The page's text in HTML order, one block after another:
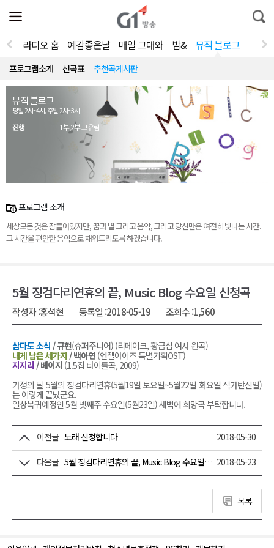
전
체
뉴
열
통
합
라디오 홈 예감좋은날 매일 그대와 밤& 뮤직 블로그
프로그램소개 선곡표 추천곡게시판
뮤직 블로그
평일 2시~4시, 주말 2시~3시
진행 1부,2부 고유림
프로그램 소개
세상모든 것은 잠들어있지만, 꿈과 별 그리고 음악, 그리고 당신만은 여전히 빛나는 시간.
그 시간을 편안한 음악으로 채워드리도록 하겠습니다.
5월 징검다리연휴의 끝, Music Blog 수요일 신청곡
작성자 :홍석현 등록일 :2018-05-19 조회수 :1,560
삼다도 소식 / 규현(슈퍼주니어) (리메이크, 황금심 여사 원곡)
내게 남은 세가지 / 백아연 (엔젤아이즈 특별기획OST)
지지리 / 베이지 (1.5집 타이틀곡, 2009)
가정의 달 5월의 징검다리연휴(5월19일 토요일~5월22일 화요일 석가탄신일)
는 이렇게 끝났군요.
일상복귀예정인 5월 넷째주 수요일(5월23일) 새벽에 희망곡 부탁합니다.
이전글 노래 신청합니다 2018-05-30
다음글 5월 징검다리연휴의 끝, Music Blog 수요일 신청곡 2018-05-23
목록